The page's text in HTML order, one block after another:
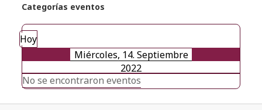
Categorías eventos
Hoy
Miércoles, 14. Septiembre
2022
No se encontraron eventos